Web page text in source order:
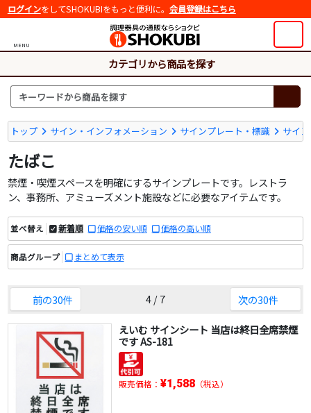
ログインをしてSHOKUBIをもっと便利に。 会員登録はこちら
MENU
カテゴリから商品を探す
トップ サイン・インフォメーション サインプレート・標識 サイ
たばこ
禁煙・喫煙スペースを明確にするサインプレートです。レストラ
ン、事務所、アミューズメント施設などに必要なアイテムです。
並べ替え 新着順 価格の安い順 価格の高い順
商品グループ まとめて表示
前の30件 4 / 7 次の30件
えいむ サインシート 当店は終日全席禁煙
です AS-181
販売価格： ¥1,588（税込）